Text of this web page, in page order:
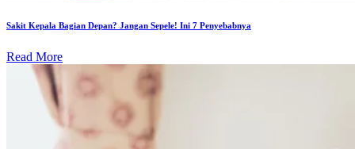
Sakit Kepala Bagian Depan? Jangan Sepele! Ini 7 Penyebabnya
Read More